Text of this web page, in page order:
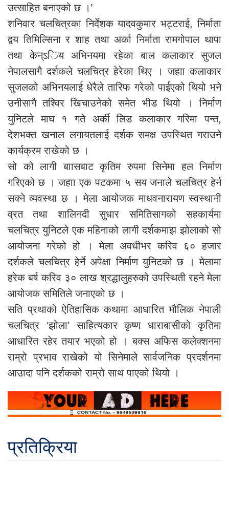
उत्साहित बनाएको छ ।’
शनिवार चलचित्रका निर्देशक यादवकुमार भट्टराई, निर्माता
द्वय तिमिल्सिना र शाह तथा अर्का निर्माता रामगोपाल थापा
तथा केन्ऽिय अभिनयमा रहेका बाल कलाकार सुजल
नेपालसागै दर्शकले चलचित्र हेरेका थिए । जहाा कलाकार
सुजलको अभिनयलाई धेरैले तारिफ गरेको पाईएको थियो भने
उनीसागै तश्विर खिचाउनेको समेत भीड थियो । निर्माण
युनिटले माघ १ गते अर्की लिड कलाकार गरिमा पन्त,
देशभक्त खनाल लगायतलाई दर्शक समक्ष उपस्थित गराउने
कार्यक्रम राखेको छ ।
सो को लागी बाासबाट कृतिम रुपमा सिनेमा हल निर्माण
गरिएको छ । जहाा एक पटकमा ५ सय जनाले चलचित्र हेर्न
सक्ने व्यवस्था छ । मेला आयोजक माधवनारायण स्वस्थानी
व्रत तथा शालिनदी सुधार समितिसागको सहकार्यमा
चलचित्र युनिटले एक महिनाको लागी दर्शकमाझ झोलाको सो
आयोजना गरेको हो । मेला अवधीभर करिव ६० हजार
दर्शकले चलचित्र हेर्ने अपेक्षा निर्माण युनिटको छ । मेलामा
हरेक बर्ष करिव ३० लाख श्रद्धालुहरुको उपस्थिती रहने मेला
आयोजक समितिले जनाएको छ ।
सति प्रथाको ऐतिहासिक कथामा आधारित मौलिक नेपाली
चलचित्र ‘झोला’ साहित्यकार कृष्ण धाराबासीको कृतिमा
आधारित रहेर तयार भएको हो । बक्स अफिस कलेक्शनमा
राम्रो प्रभाव राखेको यो सिनेमाले सार्वजनिक प्रदर्शनमा
आउादा पनि दर्शकको राम्रो साथ पाएको थियो ।
प्रतिक्रिया